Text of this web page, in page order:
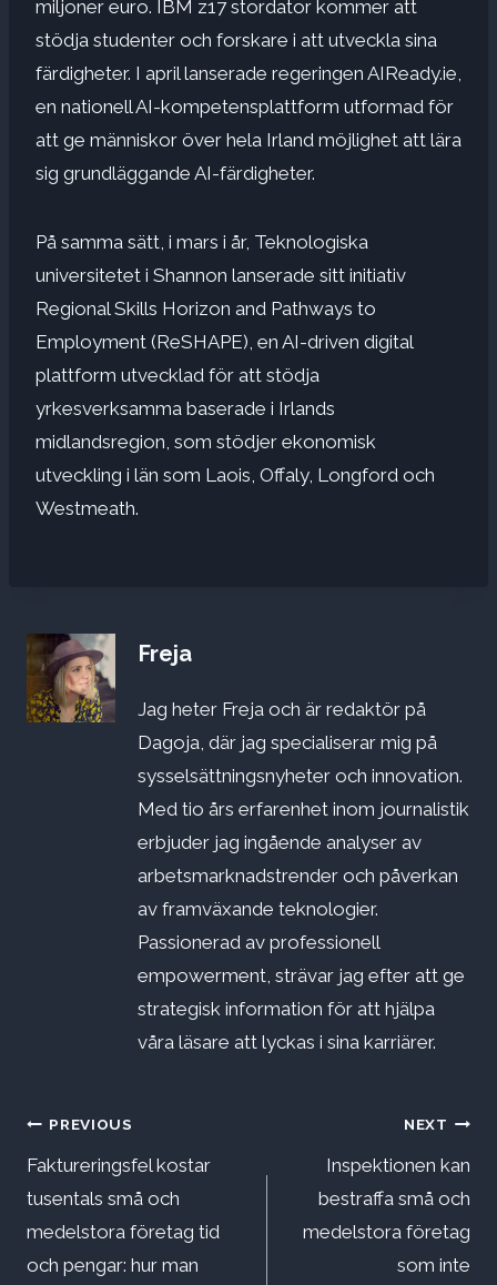
miljoner euro. IBM z17 stordator kommer att
stödja studenter och forskare i att utveckla sina
färdigheter. I april lanserade regeringen AIReady.ie,
en nationell AI-kompetensplattform utformad för
att ge människor över hela Irland möjlighet att lära
sig grundläggande AI-färdigheter.
På samma sätt, i mars i år, Teknologiska
universitetet i Shannon lanserade sitt initiativ
Regional Skills Horizon and Pathways to
Employment (ReSHAPE), en AI-driven digital
plattform utvecklad för att stödja
yrkesverksamma baserade i Irlands
midlandsregion, som stödjer ekonomisk
utveckling i län som Laois, Offaly, Longford och
Westmeath.
Freja
Jag heter Freja och är redaktör på
Dagoja, där jag specialiserar mig på
sysselsättningsnyheter och innovation.
Med tio års erfarenhet inom journalistik
erbjuder jag ingående analyser av
arbetsmarknadstrender och påverkan
av framväxande teknologier.
Passionerad av professionell
empowerment, strävar jag efter att ge
strategisk information för att hjälpa
våra läsare att lyckas i sina karriärer.
Inläggsnavigering
PREVIOUS
Faktureringsfel kostar
tusentals små och
medelstora företag tid
och pengar: hur man
NEXT
Inspektionen kan
bestraffa små och
medelstora företag
som inte